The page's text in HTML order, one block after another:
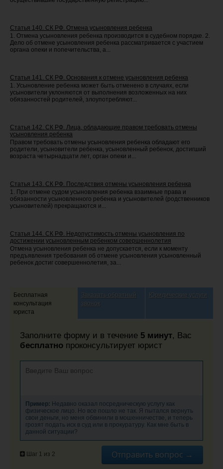
Статья 140. СК РФ. Отмена усыновления ребенка
1. Отмена усыновления ребенка производится в судебном порядке. 2.
Дело об отмене усыновления ребенка рассматривается с участием
органа опеки и попечительства, а...
Статья 141. СК РФ. Основания к отмене усыновления ребенка
1. Усыновление ребенка может быть отменено в случаях, если
усыновители уклоняются от выполнения возложенных на них
обязанностей родителей, злоупотребляют...
Статья 142. СК РФ. Лица, обладающие правом требовать отмены
усыновления ребенка
Правом требовать отмены усыновления ребенка обладают его
родители, усыновители ребенка, усыновленный ребенок, достигший
возраста четырнадцати лет, орган опеки и...
Статья 143. СК РФ. Последствия отмены усыновления ребенка
1. При отмене судом усыновления ребенка взаимные права и
обязанности усыновленного ребенка и усыновителей (родственников
усыновителей) прекращаются и...
Статья 144. СК РФ. Недопустимость отмены усыновления по
достижении усыновленным ребенком совершеннолетия
Отмена усыновления ребенка не допускается, если к моменту
предъявления требования об отмене усыновления усыновленный
ребенок достиг совершеннолетия, за...
Бесплатная
консультация
юриста
Заказать обратный
звонок
Юридические услуги
Заполните форму и в течение 5 минут, Вас
бесплатно проконсультирует юрист
Пример: Недавно оказал посредническую услугу как
физическое лицо. Но все пошло не так. Я пытался вернуть
свои деньги, но меня обвинили в мошенничестве, и теперь
грозят подать иск в суд или в прокуратуру. Как мне быть в
данной ситуации?
Шаг 1 из 2 Отправить вопрос →